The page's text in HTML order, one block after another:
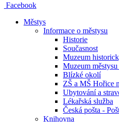
Facebook
Městys
Informace o městysu
Historie
Současnost
Muzeum
Muzeum
Blízké okolí
ZŠ a MŠ Hořice
Ubytování a
Lékařská služba
Česká pošta -
Knihovna